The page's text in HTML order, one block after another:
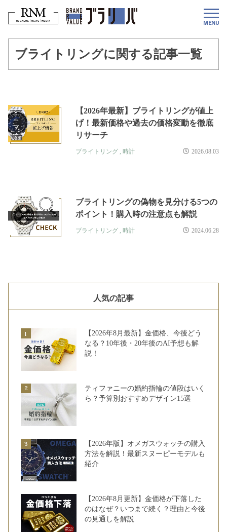
ブライトリングに関する記事一覧
【2026年最新】ブライトリングが値上
げ！最新価格や過去の価格変動を徹底
リサーチ
ブライトリング , 時計 2026.08.03
ブライトリングの偽物を見分ける5つの
ポイント！購入時の注意点も解説
ブライトリング , 時計 2024.06.28
人気の記事
【2026年8月最新】金価格、今後どう
なる？10年後・20年後のAI予想も解
説！
ティファニーの婚約指輪の値段はいく
ら？予算別おすすめデザイン15選
【2026年版】オメガスウォッチの購入
方法を解説！最新スヌーピーモデルも
紹介
【2026年8月更新】金価格が下落した
のはなぜ？いつまで続く？理由と今後
の見通しを解説